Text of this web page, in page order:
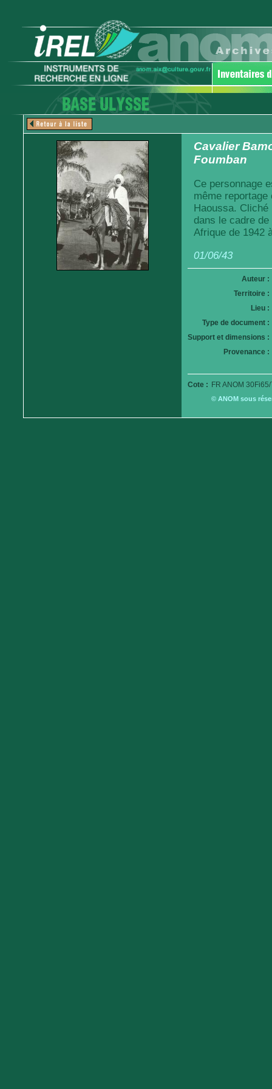
Cavalier
Foumban
Ce personnage
même
Haoussa.
dans le cadre
Afrique de 1942
01/06/43
Auteur :
Territoire :
Lieu :
Type de document :
Support et dimensions :
Provenance :
Cote : FR ANOM
© ANOM sous